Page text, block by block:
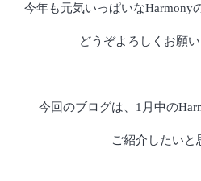
今年も元気いっぱいなHarmony
どうぞよろしくお願
今回のブログは、1月中の
ご紹介したいと